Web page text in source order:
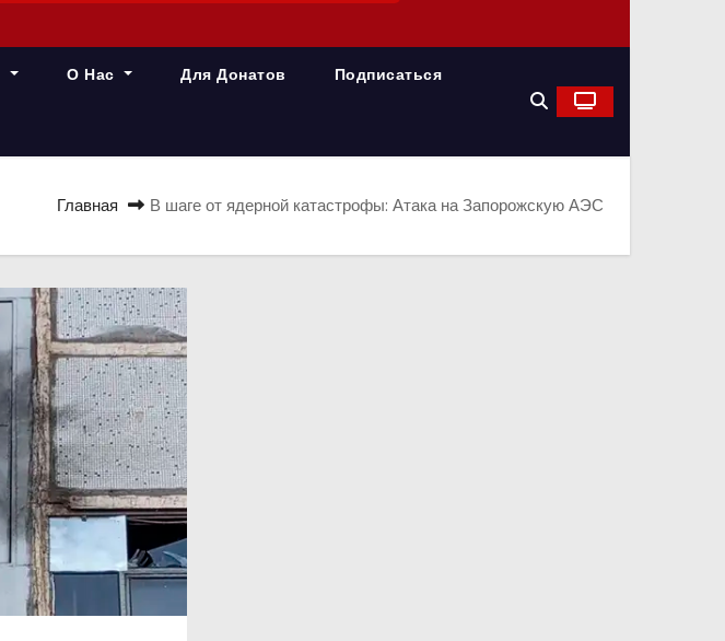
О Нас Для Донатов Подписаться
Главная В шаге от ядерной катастрофы: Атака на Запорожскую АЭС